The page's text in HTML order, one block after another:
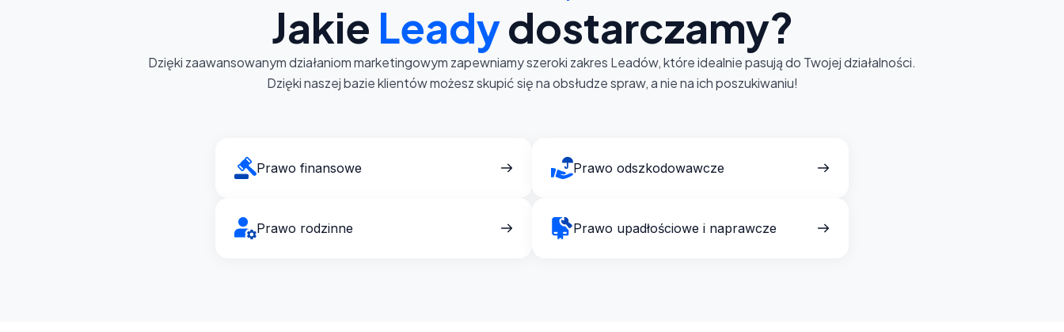
Jakie Leadydostarczamy?
Dzięki zaawansowanym działaniom marketingowym zapewniamy szeroki zakres Leadów, które idealnie pasują do Twojej działalności.
Dzięki naszej bazie klientów możesz skupić się na obsłudze spraw, a nie na ich poszukiwaniu!
Prawo finansowe Prawo odszkodowawcze
Prawo rodzinne Prawo upadłościowe i naprawcze